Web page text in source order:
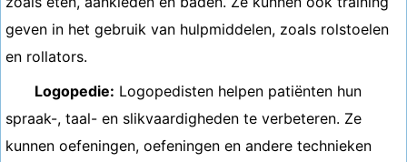
geven in het gebruik van hulpmiddelen, zoals rolstoelen
en rollators.
Logopedie: Logopedisten helpen patiënten hun
spraak-, taal- en slikvaardigheden te verbeteren. Ze
kunnen oefeningen, oefeningen en andere technieken